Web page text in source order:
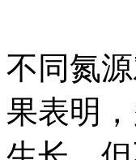
不同氮
果表明